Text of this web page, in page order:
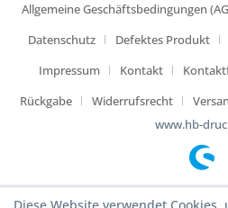
Allgemeine Geschäftsbedingungen
Datenschutz
Defektes Produkt
Impressum
Kontakt
Rückgabe
Widerrufsrecht
www.hb-